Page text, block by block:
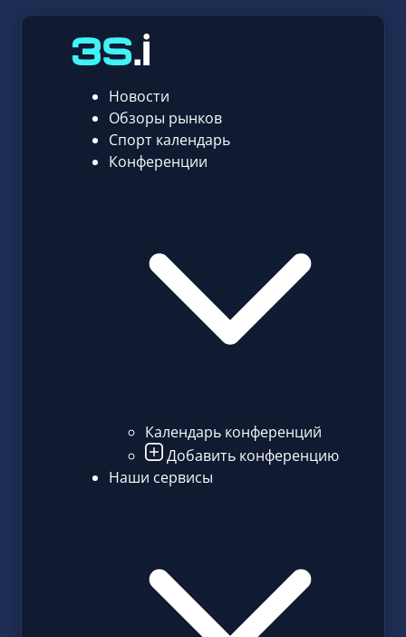
Новости
Обзоры рынков
Спорт календарь
Конференции
Календарь конференций
Добавить конференцию
Наши сервисы